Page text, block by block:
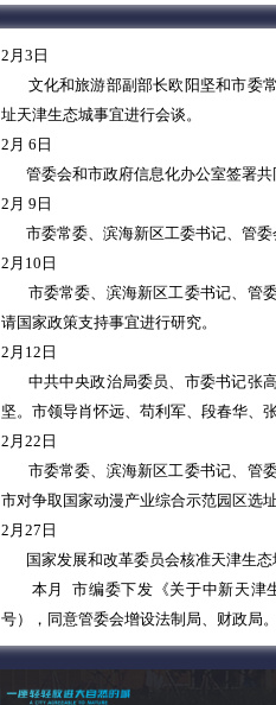
2月3日
文化和旅游部副部长欧阳坚和市委常
址天津生态城事宜进行会谈。
2月 6日
管委会和市政府信息化办公室签署
2月 9日
市委常委、滨海新区工委书记、管
2月10日
市委常委、滨海新区工委书记、管
请国家政策支持事宜进行研究。
2月12日
中共中央政治局委员、市委书记张
坚。市领导肖怀远、苟利军、段春华、
2月22日
市委常委、滨海新区工委书记、管
市对争取国家动漫产业综合示范园区选
2月27日
国家发展和改革委员会核准天津生
本月 市编委下发《关于中新天津
号），同意管委会增设法制局、财政局